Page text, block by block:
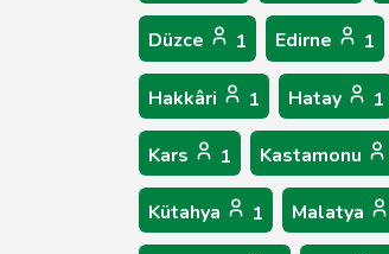
Düzce 1 Edirne 1
Hakkâri 1 Hatay 1
Kars 1 Kastamonu
Kütahya 1 Malatya